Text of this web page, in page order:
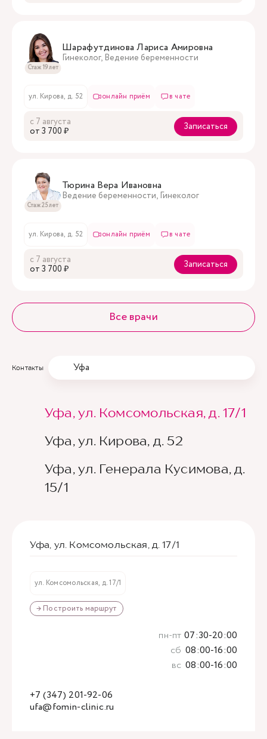
Стаж 19 лет
Шарафутдинова Лариса Амировна
Гинеколог, Ведение беременности
ул. Кирова, д. 52 онлайн приём в чате
с 7 августа
oт 3 700 ₽
Записаться
Стаж 25 лет
Тюрина Вера Ивановна
Ведение беременности, Гинеколог
ул. Кирова, д. 52 онлайн приём в чате
с 7 августа
oт 3 700 ₽
Записаться
Все врачи
Контакты Уфа
Уфа, ул. Комсомольская, д. 17/1
Уфа, ул. Кирова, д. 52
Уфа, ул. Генерала Кусимова, д.
15/1
Уфа, ул. Комсомольская, д. 17/1
ул. Комсомольская, д. 17/1
→ Построить маршрут
ufa@fomin-clinic.ru
+7 (347) 201-92-06
пн-пт 07:30-20:00
сб 08:00-16:00
вс 08:00-16:00